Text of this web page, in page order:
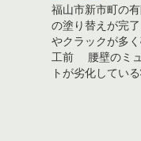
福山市新市町の
の塗り替えが完
やクラックが多
工前 腰壁のミュ
トが劣化してい